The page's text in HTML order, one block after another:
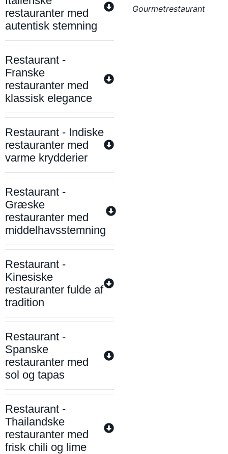
restauranter med
autentisk stemning
Restaurant -
Franske
restauranter med
klassisk elegance
Restaurant - Indiske
restauranter med
varme krydderier
Restaurant -
Græske
restauranter med
middelhavsstemning
Restaurant -
Kinesiske
restauranter fulde af
tradition
Restaurant -
Spanske
restauranter med
sol og tapas
Restaurant -
Thailandske
restauranter med
frisk chili og lime
Gourmetrestaurant